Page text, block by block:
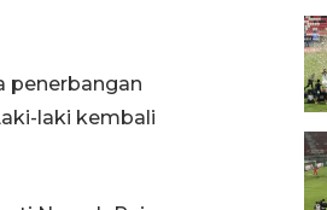
penerbangan
laki kembali